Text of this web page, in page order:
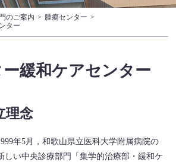
のご案内 > 腫瘍センター >
ター
緩和ケアセンター
理念
年5月，和歌山県立医科大学附属病院の
しい中央診療部門「集学的治療部・緩和ケ